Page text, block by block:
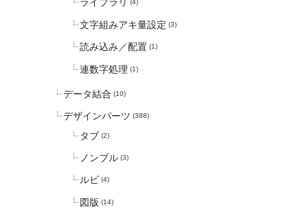
ライブラリ (4)
文字組みアキ量設定 (3)
読み込み／配置 (1)
連数字処理 (1)
データ結合 (10)
デザインパーツ (388)
タブ (2)
ノンブル (3)
ルビ (4)
図版 (14)